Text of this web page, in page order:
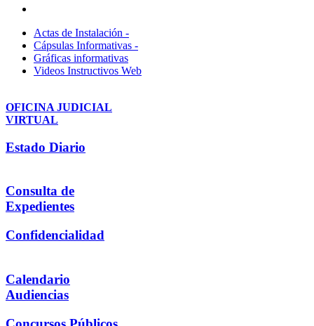
Actas de Instalación -
Cápsulas Informativas -
Gráficas informativas
Videos Instructivos Web
OFICINA JUDICIAL
VIRTUAL
Estado Diario
Consulta de
Expedientes
Confidencialidad
Calendario
Audiencias